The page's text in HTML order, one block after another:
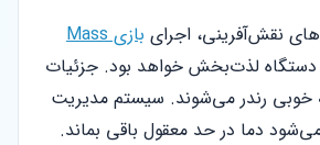
نقش‌آفرینی، اجرای
بازی Mass
دستگاه لذت‌بخش خواهد بود. جزئیات
خوبی رندر می‌شوند. سیستم مدیریت
دما در حد معقول باقی بماند.